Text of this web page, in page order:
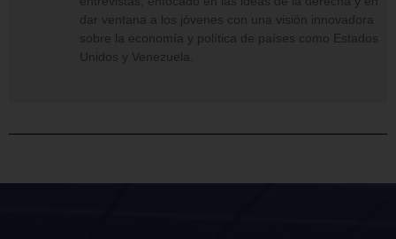
dar ventana a los jóvenes con una visión innovadora
sobre la economía y política de países como Estados
Unidos y Venezuela.